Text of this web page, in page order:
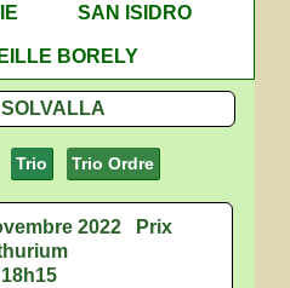
SAN ISIDRO
BORELY
Trio Trio Ordre
2022
Prix